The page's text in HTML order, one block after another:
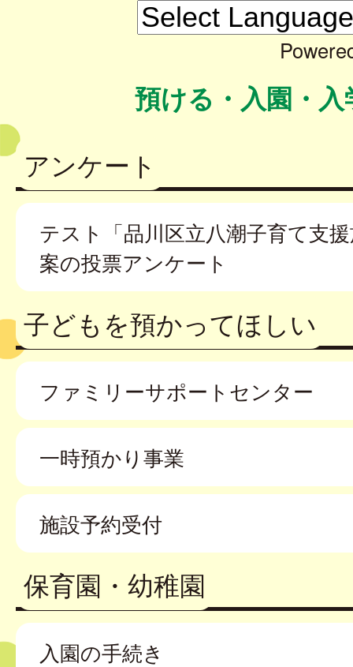
預ける・入園・入
アンケート
テスト「品川区立八潮子育て支
案の投票アンケート
子どもを預かってほしい
ファミリーサポートセンター
一時預かり事業
施設予約受付
保育園・幼稚園
入園の手続き